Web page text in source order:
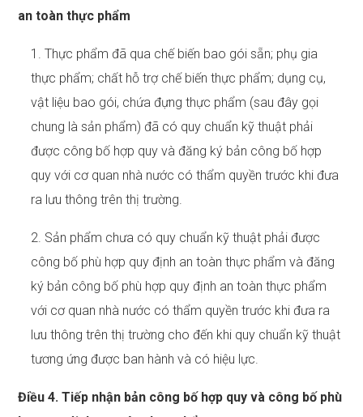
an toàn thực phẩm
1. Thực phẩm đã qua chế biến bao gói sẵn; phụ gia
thực phẩm; chất hỗ trợ chế biến thực phẩm; dụng cụ,
vật liệu bao gói, chứa đựng thực phẩm (sau đây gọi
chung là sản phẩm) đã có quy chuẩn kỹ thuật phải
được công bố hợp quy và đăng ký bản công bố hợp
quy với cơ quan nhà nước có thẩm quyền trước khi đưa
ra lưu thông trên thị trường.
2. Sản phẩm chưa có quy chuẩn kỹ thuật phải được
công bố phù hợp quy định an toàn thực phẩm và đăng
ký bản công bố phù hợp quy định an toàn thực phẩm
với cơ quan nhà nước có thẩm quyền trước khi đưa ra
lưu thông trên thị trường cho đến khi quy chuẩn kỹ thuật
tương ứng được ban hành và có hiệu lực.
Điều 4. Tiếp nhận bản công bố hợp quy và công bố phù